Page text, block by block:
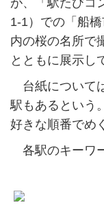
が、「駅たびコ
1-1）での「船
内の桜の名所で
とともに展示し
台紙について
駅もあるという
好きな順番でめ
各駅のキーワ